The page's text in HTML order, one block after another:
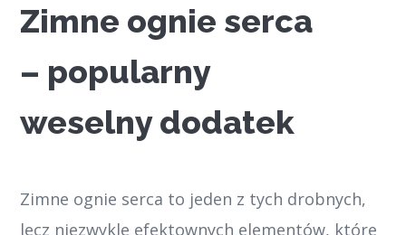
Zimne ognie serca
– popularny
weselny dodatek
Zimne ognie serca to jeden z tych drobnych,
lecz niezwykle efektownych elementów, które